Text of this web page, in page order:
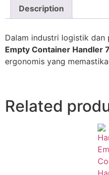
Description
Dalam industri logistik dan
Empty Container Handler
ergonomis yang
Related